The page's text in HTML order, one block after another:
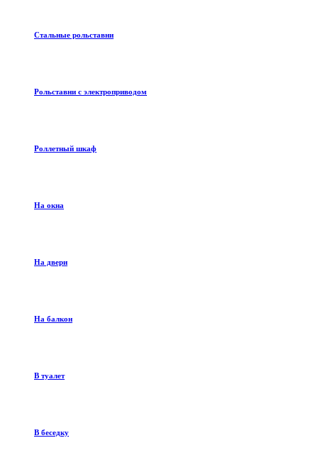
Стальные рольставни
Рольставни с электроприводом
Роллетный шкаф
На окна
На двери
На балкон
В туалет
В беседку